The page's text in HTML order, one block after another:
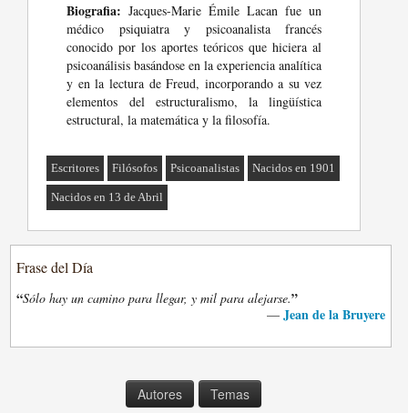
Biografia: Jacques-Marie Émile Lacan fue un
médico psiquiatra y psicoanalista francés
conocido por los aportes teóricos que hiciera al
psicoanálisis basándose en la experiencia analítica
y en la lectura de Freud, incorporando a su vez
elementos del estructuralismo, la lingüística
estructural, la matemática y la filosofía.
Escritores Filósofos Psicoanalistas Nacidos en 1901
Nacidos en 13 de Abril
Frase del Día
“Sólo hay un camino para llegar, y mil para alejarse.”
— Jean de la Bruyere
Autores Temas